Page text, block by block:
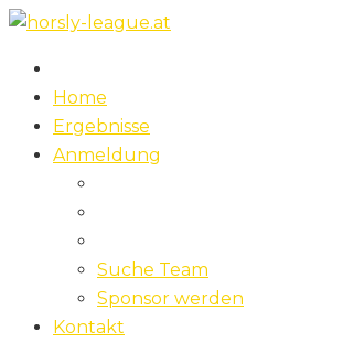
Skip
content
Home
Ergebnisse
Anmeldung
Suche Team
Sponsor werden
Kontakt